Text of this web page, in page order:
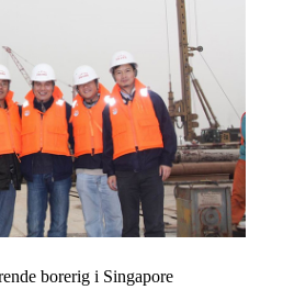
borerig i Singapore